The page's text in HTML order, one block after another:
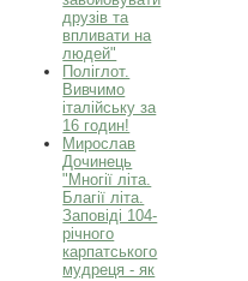
друзів та
впливати на
людей"
Поліглот.
Вивчимо
італійську за
16 годин!
Мирослав
Дочинець
"Многії літа.
Благії літа.
Заповіді 104-
річного
карпатського
мудреця - як